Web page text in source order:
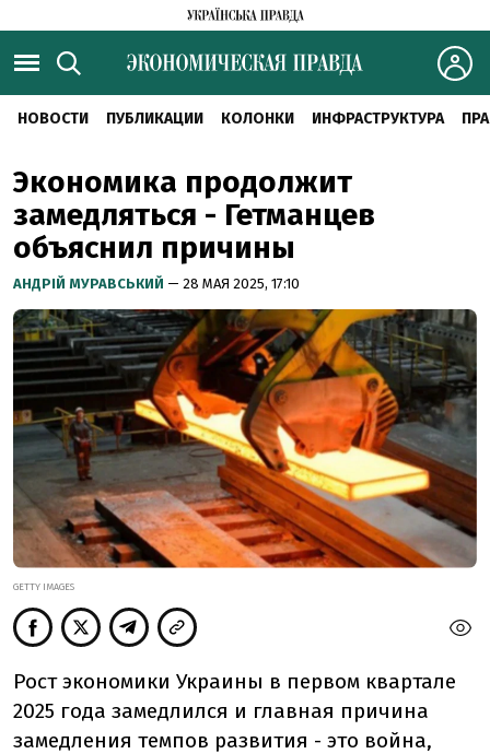
НОВОСТИ ПУБЛИКАЦИИ КОЛОНКИ ИНФРАСТРУКТУРА
Экономика продолжит
замедляться - Гетманцев
объяснил причины
АНДРІЙ МУРАВСЬКИЙ — 28 МАЯ 2025, 17:10
GETTY IMAGES
Рост экономики Украины в первом квартале
2025 года замедлился и главная причина
замедления темпов развития - это война,